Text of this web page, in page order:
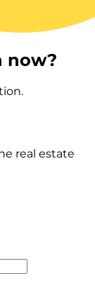
now?
real estate